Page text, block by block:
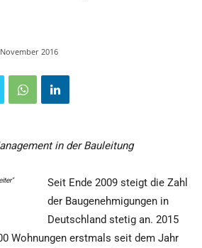
2016
in der Bauleitung
Seit Ende 2009 steigt die Zahl
der Baugenehmigungen in
Deutschland stetig an. 2015
Wohnungen erstmals seit dem Jahr